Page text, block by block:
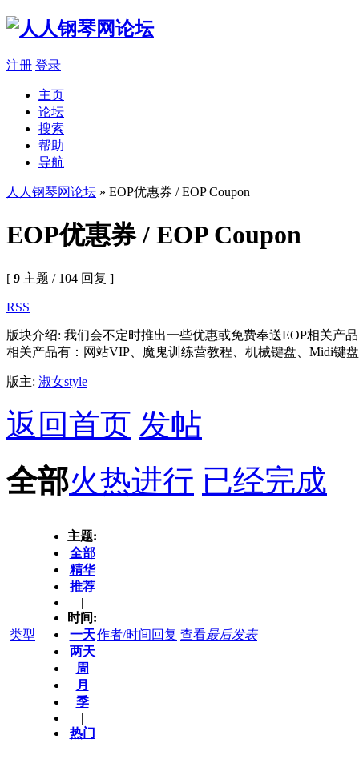
注册 登录
主页
论坛
搜索
帮助
导航
人人钢琴网论坛 » EOP优惠券 / EOP Coupon
EOP优惠券 / EOP Coupon
[ 9 主题 / 104 回复 ]
RSS
版块介绍: 我们会不定时推出一些优惠或免费奉送EOP相关产
相关产品有：网站VIP、魔鬼训练营教程、机械键盘、Midi键
版主: 淑女style
返回首页 发帖
全部火热进行 已经完成
类型
主题:
全部
精华
推荐
|
时间:
一天
两天
周
月
季
|
热门
作者/时间 回复 查看最后发表